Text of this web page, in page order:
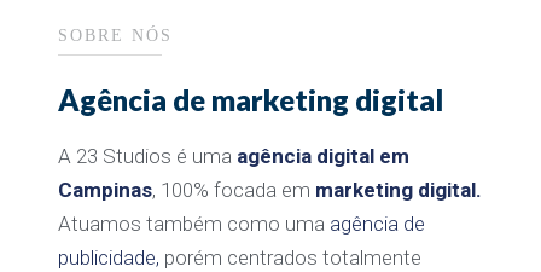
SOBRE NÓS
Agência de marketing digital
A 23 Studios é uma agência digital em
Campinas, 100% focada em marketing digital.
Atuamos também como uma agência de
publicidade, porém centrados totalmente